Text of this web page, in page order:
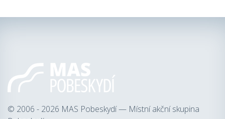
© 2006 - 2026 MAS Pobeskydí — Místní akční skupina